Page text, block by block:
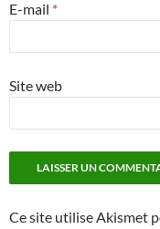
E-mail *
Site web
Ce site utilise Akismet